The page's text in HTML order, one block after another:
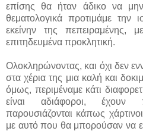
επίσης θα ήταν άδικο να
θεματολογικά προτιμάμε την
εκείνην της πεπειραμένης,
επιτηδευμένα προκλητική.
Ολοκληρώνοντας, και όχι δεν
στα χέρια της μια καλή και
όμως, περιμέναμε κάτι
είναι αδιάφοροι, έχουν
παρουσιάζονται κάπως
με αυτό που θα μπορούσαν να